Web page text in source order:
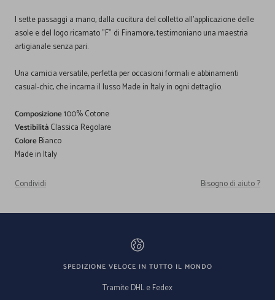
I sette passaggi a mano, dalla cucitura del colletto all'applicazione delle
asole e del logo ricamato "F" di Finamore, testimoniano una maestria
artigianale senza pari.
Una camicia versatile, perfetta per occasioni formali e abbinamenti
casual-chic, che incarna il lusso Made in Italy in ogni dettaglio.
Composizione100% Cotone
VestibilitàClassica Regolare
ColoreBianco
Made in Italy
Condividi Bisogno di aiuto ?
SPEDIZIONE VELOCE IN TUTTO IL MONDO
Tramite DHL e Fedex